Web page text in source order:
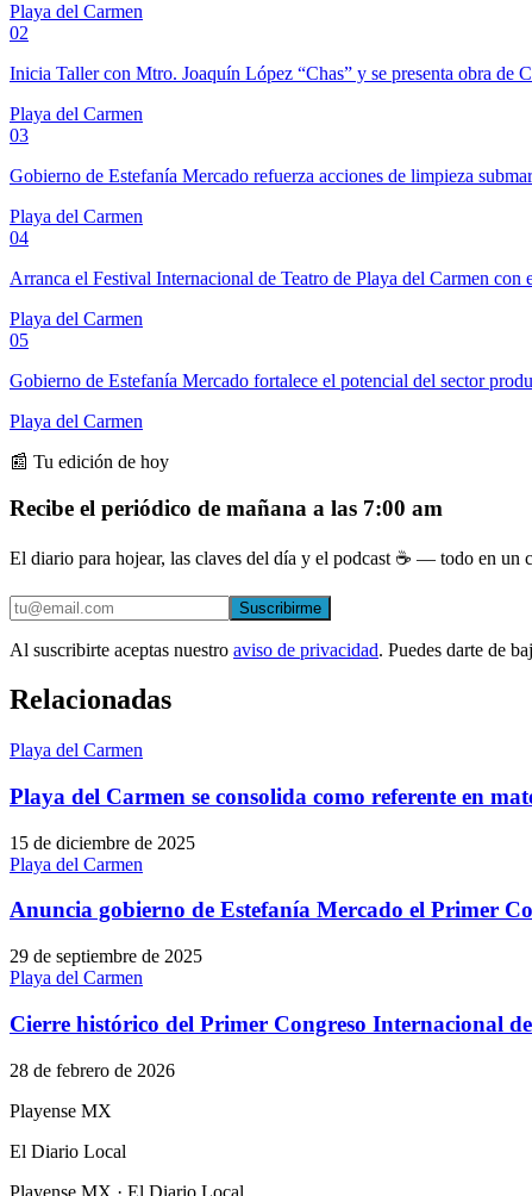
Playa del Carmen
02
Inicia Taller con Mtro. Joaquín López “Chas” y se presenta obra de
Playa del Carmen
03
Gobierno de Estefanía Mercado refuerza acciones de limpieza
Playa del Carmen
04
Arranca el Festival Internacional de Teatro de Playa del Carmen con
Playa del Carmen
05
Gobierno de Estefanía Mercado fortalece el potencial del sector
Playa del Carmen
📰 Tu edición de hoy
Recibe el periódico de mañana a las 7:00 am
El diario para hojear, las claves del día y el podcast ☕ — todo en un
Suscribirme
Al suscribirte aceptas nuestro aviso de privacidad. Puedes darte de
Relacionadas
Playa del Carmen
Playa del Carmen se consolida como referente en
15 de diciembre de 2025
Playa del Carmen
Anuncia gobierno de Estefanía Mercado el Primer
29 de septiembre de 2025
Playa del Carmen
Cierre histórico del Primer Congreso Internacional
28 de febrero de 2026
Playense MX
El Diario Local
Playense MX · El Diario Local